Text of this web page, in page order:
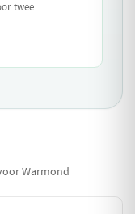
twee.
Warmond